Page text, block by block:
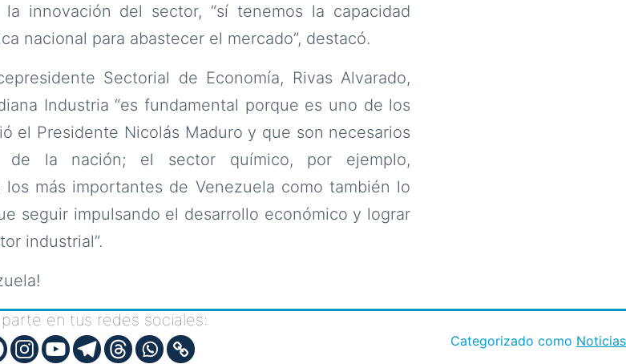
innovación del sector, “sí tenemos la capacidad
nacional para abastecer el mercado”, destacó.
Sectorial de Economía, Rivas Alvarado,
Industria “es fundamental porque es uno de los
el Presidente Nicolás Maduro y que son necesarios
de la nación; el sector químico, por ejemplo,
más importantes de Venezuela como también lo
seguir impulsando el desarrollo económico y lograr
industrial”.
en tus redes sociales:
Categorizado como Noticias